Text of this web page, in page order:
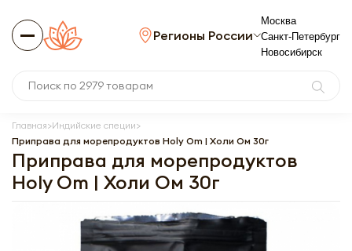
Регионы России
Москва
Санкт-Петербург
Новосибирск
Главная Индийские специи
Приправа для морепродуктов Holy Om | Холи Ом 30г
Приправа для морепродуктов
Holy Om | Холи Ом 30г